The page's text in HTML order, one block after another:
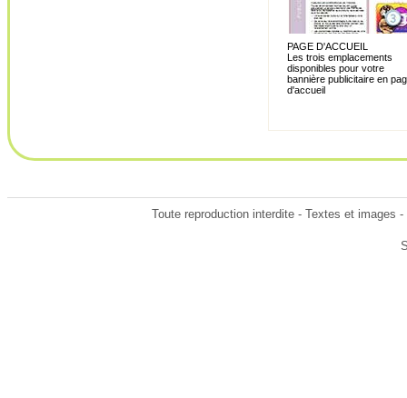
PAGE D'ACCUEIL
Les trois emplacements
disponibles pour votre
bannière publicitaire en
d'accueil
Toute reproduction interdite - Textes et images